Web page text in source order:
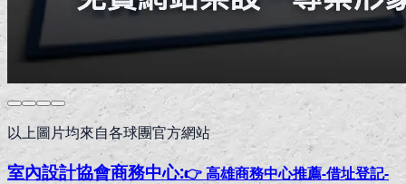
以上圖片均來自各球團官方網站
室內設計協會商務中心:👉 高雄商務中心推薦-借址登記-